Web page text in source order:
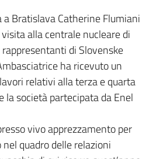
a Bratislava Catherine Flumiani
alla centrale nucleare di
di Slovenske
ha ricevuto un
relativi alla terza e quarta
la società partecipata da Enel
vivo apprezzamento per
quadro delle relazioni